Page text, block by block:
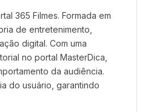
365 Filmes. Formada em
de entretenimento,
digital. Com uma
no portal MasterDica,
da audiência.
do usuário, garantindo